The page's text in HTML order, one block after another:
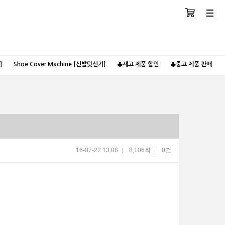
Shoe Cover Machine [신발덧신기] ♣재고 제품 할인 ♣중고 제품 판매
분류
16-07-22 13:08 8,106회 0건